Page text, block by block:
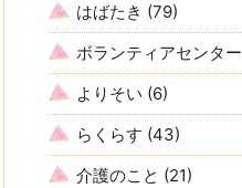
はばたき (79)
ボランティアセンター
よりそい (6)
らくらす (43)
介護のこと (21)